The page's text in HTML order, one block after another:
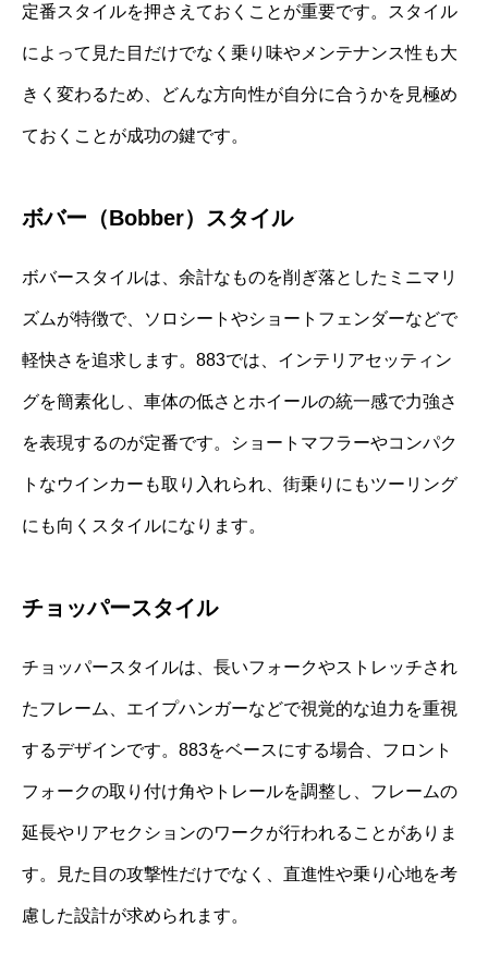
定番スタイルを押さえておくことが重要です。スタイル
によって見た目だけでなく乗り味やメンテナンス性も大
きく変わるため、どんな方向性が自分に合うかを見極め
ておくことが成功の鍵です。
ボバー（Bobber）スタイル
ボバースタイルは、余計なものを削ぎ落としたミニマリ
ズムが特徴で、ソロシートやショートフェンダーなどで
軽快さを追求します。883では、インテリアセッティン
グを簡素化し、車体の低さとホイールの統一感で力強さ
を表現するのが定番です。ショートマフラーやコンパク
トなウインカーも取り入れられ、街乗りにもツーリング
にも向くスタイルになります。
チョッパースタイル
チョッパースタイルは、長いフォークやストレッチされ
たフレーム、エイプハンガーなどで視覚的な迫力を重視
するデザインです。883をベースにする場合、フロント
フォークの取り付け角やトレールを調整し、フレームの
延長やリアセクションのワークが行われることがありま
す。見た目の攻撃性だけでなく、直進性や乗り心地を考
慮した設計が求められます。